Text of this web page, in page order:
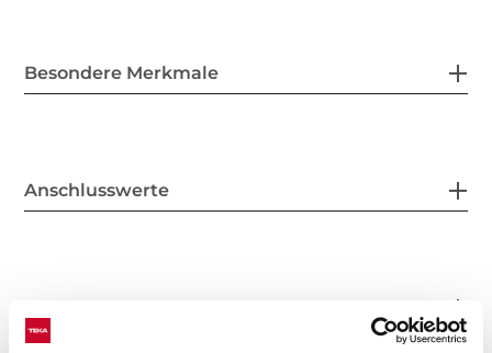
Besondere Merkmale
Anschlusswerte